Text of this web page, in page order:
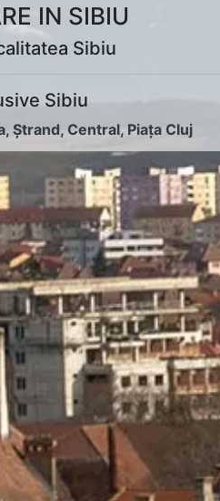
IN SIBIU
Sibiu
Sibiu
,Ștrand,Central, Piața Cluj